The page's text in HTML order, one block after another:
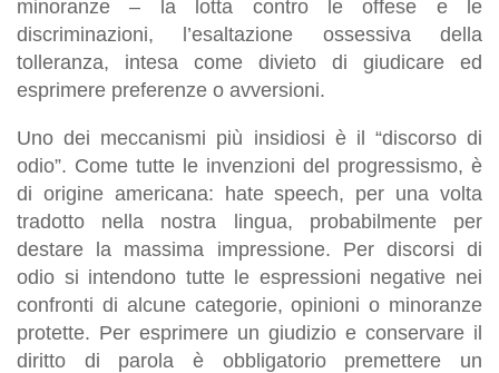
minoranze – la lotta contro le offese e le
discriminazioni, l’esaltazione ossessiva della
tolleranza, intesa come divieto di giudicare ed
esprimere preferenze o avversioni.
Uno dei meccanismi più insidiosi è il “discorso di
odio”. Come tutte le invenzioni del progressismo, è
di origine americana: hate speech, per una volta
tradotto nella nostra lingua, probabilmente per
destare la massima impressione. Per discorsi di
odio si intendono tutte le espressioni negative nei
confronti di alcune categorie, opinioni o minoranze
protette. Per esprimere un giudizio e conservare il
diritto di parola è obbligatorio premettere un